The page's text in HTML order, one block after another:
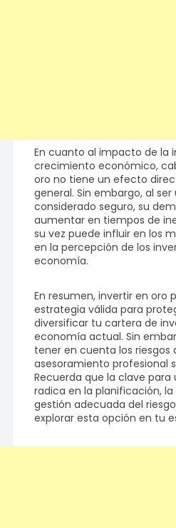
En cuanto al impacto de la
crecimiento económico,
oro no tiene un efecto
general. Sin embargo, al
considerado seguro, su
aumentar en tiempos de
su vez puede influir en los
en la percepción de los
economía.
En resumen, invertir en oro
estrategia válida para
diversificar tu cartera de
economía actual. Sin
tener en cuenta los riesgos
asesoramiento profesional
Recuerda que la clave para
radica en la planificación,
gestión adecuada del
explorar esta opción en tu